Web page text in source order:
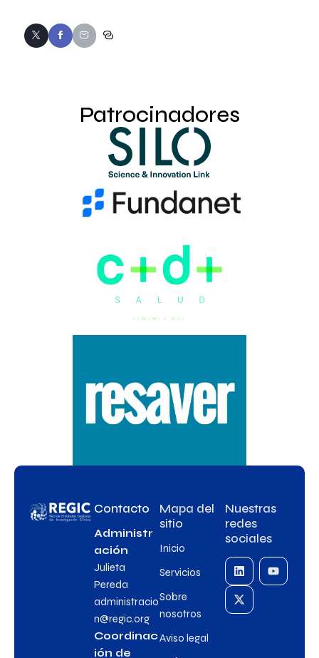
Patrocinadores
Contacto
Administr
ación
Julieta
Pereda
administracio
n@regic.org
Coordinac
ión de
Mapa del
sitio
Inicio
Servicios
Sobre
nosotros
Aviso legal
Nuestras
redes
sociales